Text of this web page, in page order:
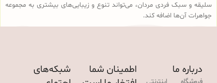
سلیقه و سبک فردی مردان، می‌تواند تنوع و زیبایی‌های بیشتری به مجموعه
جواهرات آن‌ها اضافه کند.
درباره ما
اطمینان شما
شبکه‌های